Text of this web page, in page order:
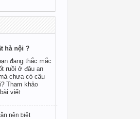
hà nội ?
đang thắc mắc
ruồi ở đâu an
chưa có câu
Tham khảo
viết...
nên biết